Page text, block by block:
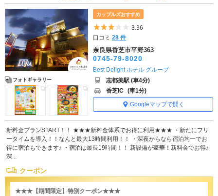
フォトギャラリー
カップルズおすすめ
5つ星のうち3
3.36
口コミ28 件
奈良県香芝市平野363
0745-79-8020
Best Delight ホテル グループ
志都美駅 (車4分)
香芝IC (車1分)
Googleマップで開く
新料金プランSTART！！ ★★★新料金体系でお得に利用★★★ ・新たにフリ
ータイムを導入！！なんと最大13時間利用！！ ・深夜からなら宿泊均一でお
得に宿泊もできます♪ ・宿泊は最長19時間！！ 新設備が豪華！新料金でお得♪
深...
クーポン
★★★【期間限定】特別クーポン★★★